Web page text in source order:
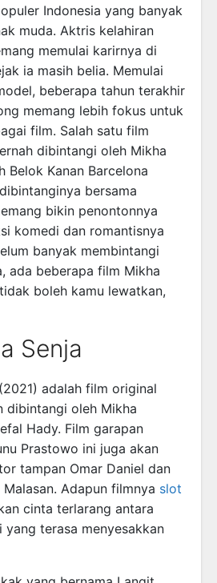
Indonesia yang banyak
muda. Aktris kelahiran
memulai karirnya di
ia masih belia. Memulai
beberapa tahun terakhir
memang lebih fokus untuk
film. Salah satu film
dibintangi oleh Mikha
Belok Kanan Barcelona
bersama
bikin penontonnya
komedi dan romantisnya
banyak membintangi
ada beberapa film Mikha
boleh kamu lewatkan,
Senja
adalah film original
dibintangi oleh Mikha
Hady. Film garapan
Prastowo ini juga akan
tampan Omar Daniel dan
Adapun filmnya slot
cinta terlarang antara
terasa menyesakkan